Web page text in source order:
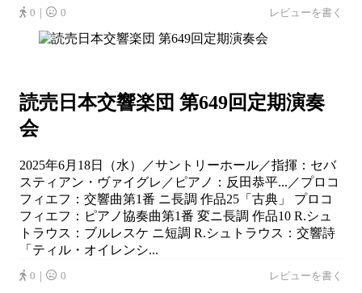
0｜ 0 レビューを書く
読売日本交響楽団 第649回定期演奏
会
2025年6月18日（水）／サントリーホール／指揮：セバ
スティアン・ヴァイグレ／ピアノ：反田恭平...／プロコ
フィエフ：交響曲第1番 ニ長調 作品25「古典」 プロコ
フィエフ：ピアノ協奏曲第1番 変ニ長調 作品10 R.シュ
トラウス：ブルレスケ ニ短調 R.シュトラウス：交響詩
「ティル・オイレンシ...
0｜ 0 レビューを書く